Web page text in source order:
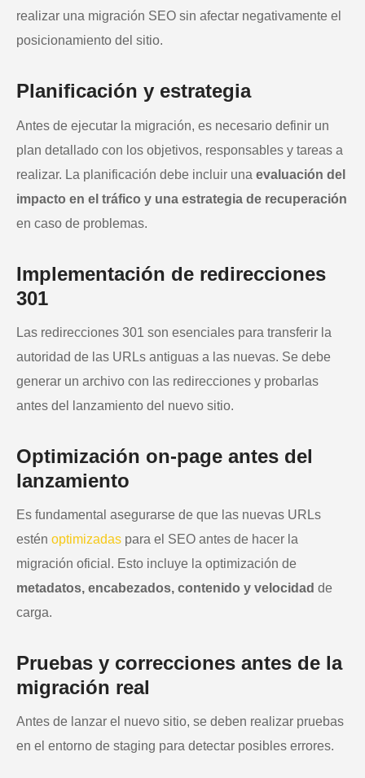
realizar una migración SEO sin afectar negativamente el
posicionamiento del sitio.
Planificación y estrategia
Antes de ejecutar la migración, es necesario definir un
plan detallado con los objetivos, responsables y tareas a
realizar. La planificación debe incluir una evaluación del
impacto en el tráfico y una estrategia de recuperación
en caso de problemas.
Implementación de redirecciones
301
Las redirecciones 301 son esenciales para transferir la
autoridad de las URLs antiguas a las nuevas. Se debe
generar un archivo con las redirecciones y probarlas
antes del lanzamiento del nuevo sitio.
Optimización on-page antes del
lanzamiento
Es fundamental asegurarse de que las nuevas URLs
estén optimizadas para el SEO antes de hacer la
migración oficial. Esto incluye la optimización de
metadatos, encabezados, contenido y velocidad de
carga.
Pruebas y correcciones antes de la
migración real
Antes de lanzar el nuevo sitio, se deben realizar pruebas
en el entorno de staging para detectar posibles errores.